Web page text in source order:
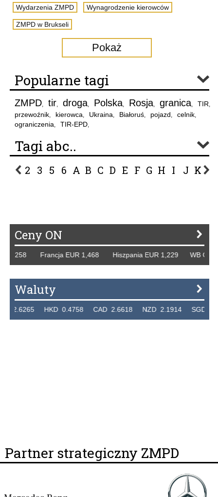
Wydarzenia ZMPD Wynagrodzenie kierowców
ZMPD w Brukseli
Pokaż
Popularne tagi
ZMPD, tir, droga, Polska, Rosja, granica, TIR,
przewoźnik, kierowca, Ukraina, Białoruś, pojazd, celnik,
ograniczenia, TIR-EPD,
Tagi abc..
2 3 5 6 A B C D E F G H I J K L
Ceny ON
Francja EUR 1,468 Hiszpania EUR 1,229 WB GBP
Waluty
HKD 0.4758 CAD 2.6618 NZD 2.1914 SGD
Partner strategiczny ZMPD